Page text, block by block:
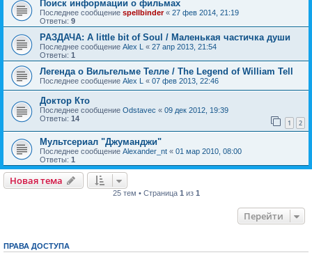
Поиск информации о фильмах
Последнее сообщение spellbinder« 27 фев 2014, 21:19
Ответы: 9
РАЗДАЧА: A little bit of Soul / Маленькая частичка души
Последнее сообщение Alex L « 27 апр 2013, 21:54
Ответы: 1
Легенда о Вильгельме Телле / The Legend of William Tell
Последнее сообщение Alex L « 07 фев 2013, 22:46
Доктор Кто
Последнее сообщение Odstavec « 09 дек 2012, 19:39
Ответы: 14 1 2
Мультсериал "Джуманджи"
Последнее сообщение Alexander_nt « 01 мар 2010, 08:00
Ответы: 1
Новая тема
25 тем • Страница 1 из 1
Перейти
ПРАВА ДОСТУПА